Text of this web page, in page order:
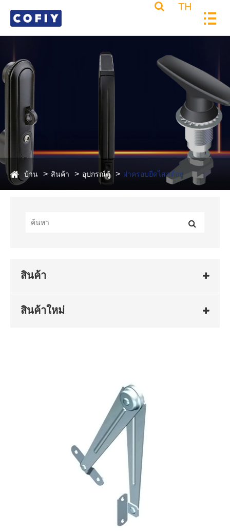
TH
บ้าน สินค้า อุปกรณ์ตู้ ฝาครอบยืดไสลด์อยู่
สินค้า
สินค้าใหม่